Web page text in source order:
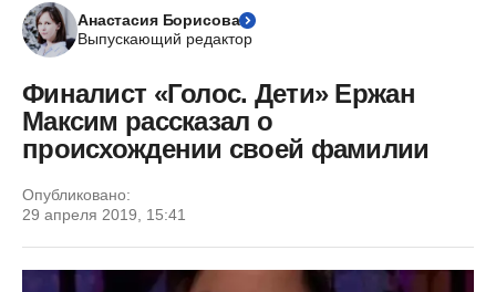
Анастасия Борисова
Выпускающий редактор
Финалист «Голос. Дети» Ержан
Максим рассказал о
происхождении своей фамилии
Опубликовано:
29 апреля 2019, 15:41